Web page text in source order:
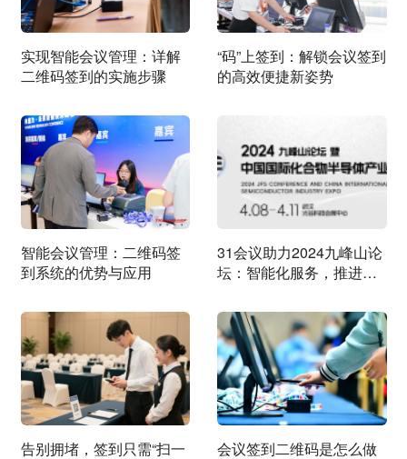
实现智能会议管理：详解
二维码签到的实施步骤
“码”上签到：解锁会议签到
的高效便捷新姿势
智能会议管理：二维码签
到系统的优势与应用
31会议助力2024九峰山论
坛：智能化服务，推进半
告别拥堵，签到只需“扫一
会议签到二维码是怎么做